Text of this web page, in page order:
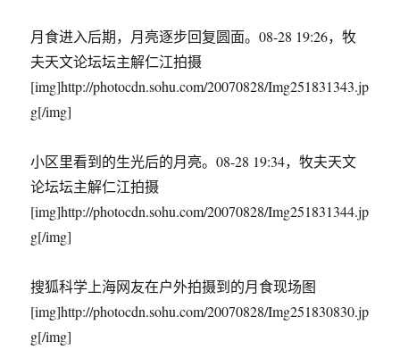
月食进入后期，月亮逐步回复圆面。08-28 19:26，牧
夫天文论坛坛主解仁江拍摄
[img]http://photocdn.sohu.com/20070828/Img251831343.jp
g[/img]
小区里看到的生光后的月亮。08-28 19:34，牧夫天文
论坛坛主解仁江拍摄
[img]http://photocdn.sohu.com/20070828/Img251831344.jp
g[/img]
搜狐科学上海网友在户外拍摄到的月食现场图
[img]http://photocdn.sohu.com/20070828/Img251830830.jp
g[/img]